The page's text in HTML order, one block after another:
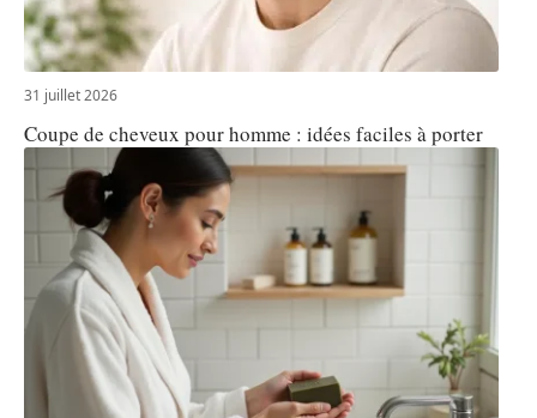
31 juillet 2026
Coupe de cheveux pour homme : idées faciles à porter